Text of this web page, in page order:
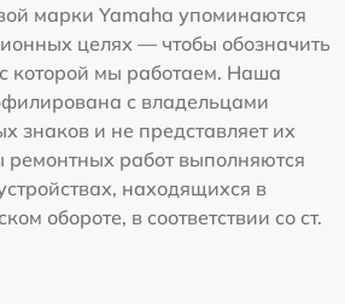
марки Yamaha упоминаются
целях — чтобы обозначить
которой мы работаем. Наша
с владельцами
знаков и не представляет их
ремонтных работ выполняются
находящихся в
обороте, в соответствии со ст.